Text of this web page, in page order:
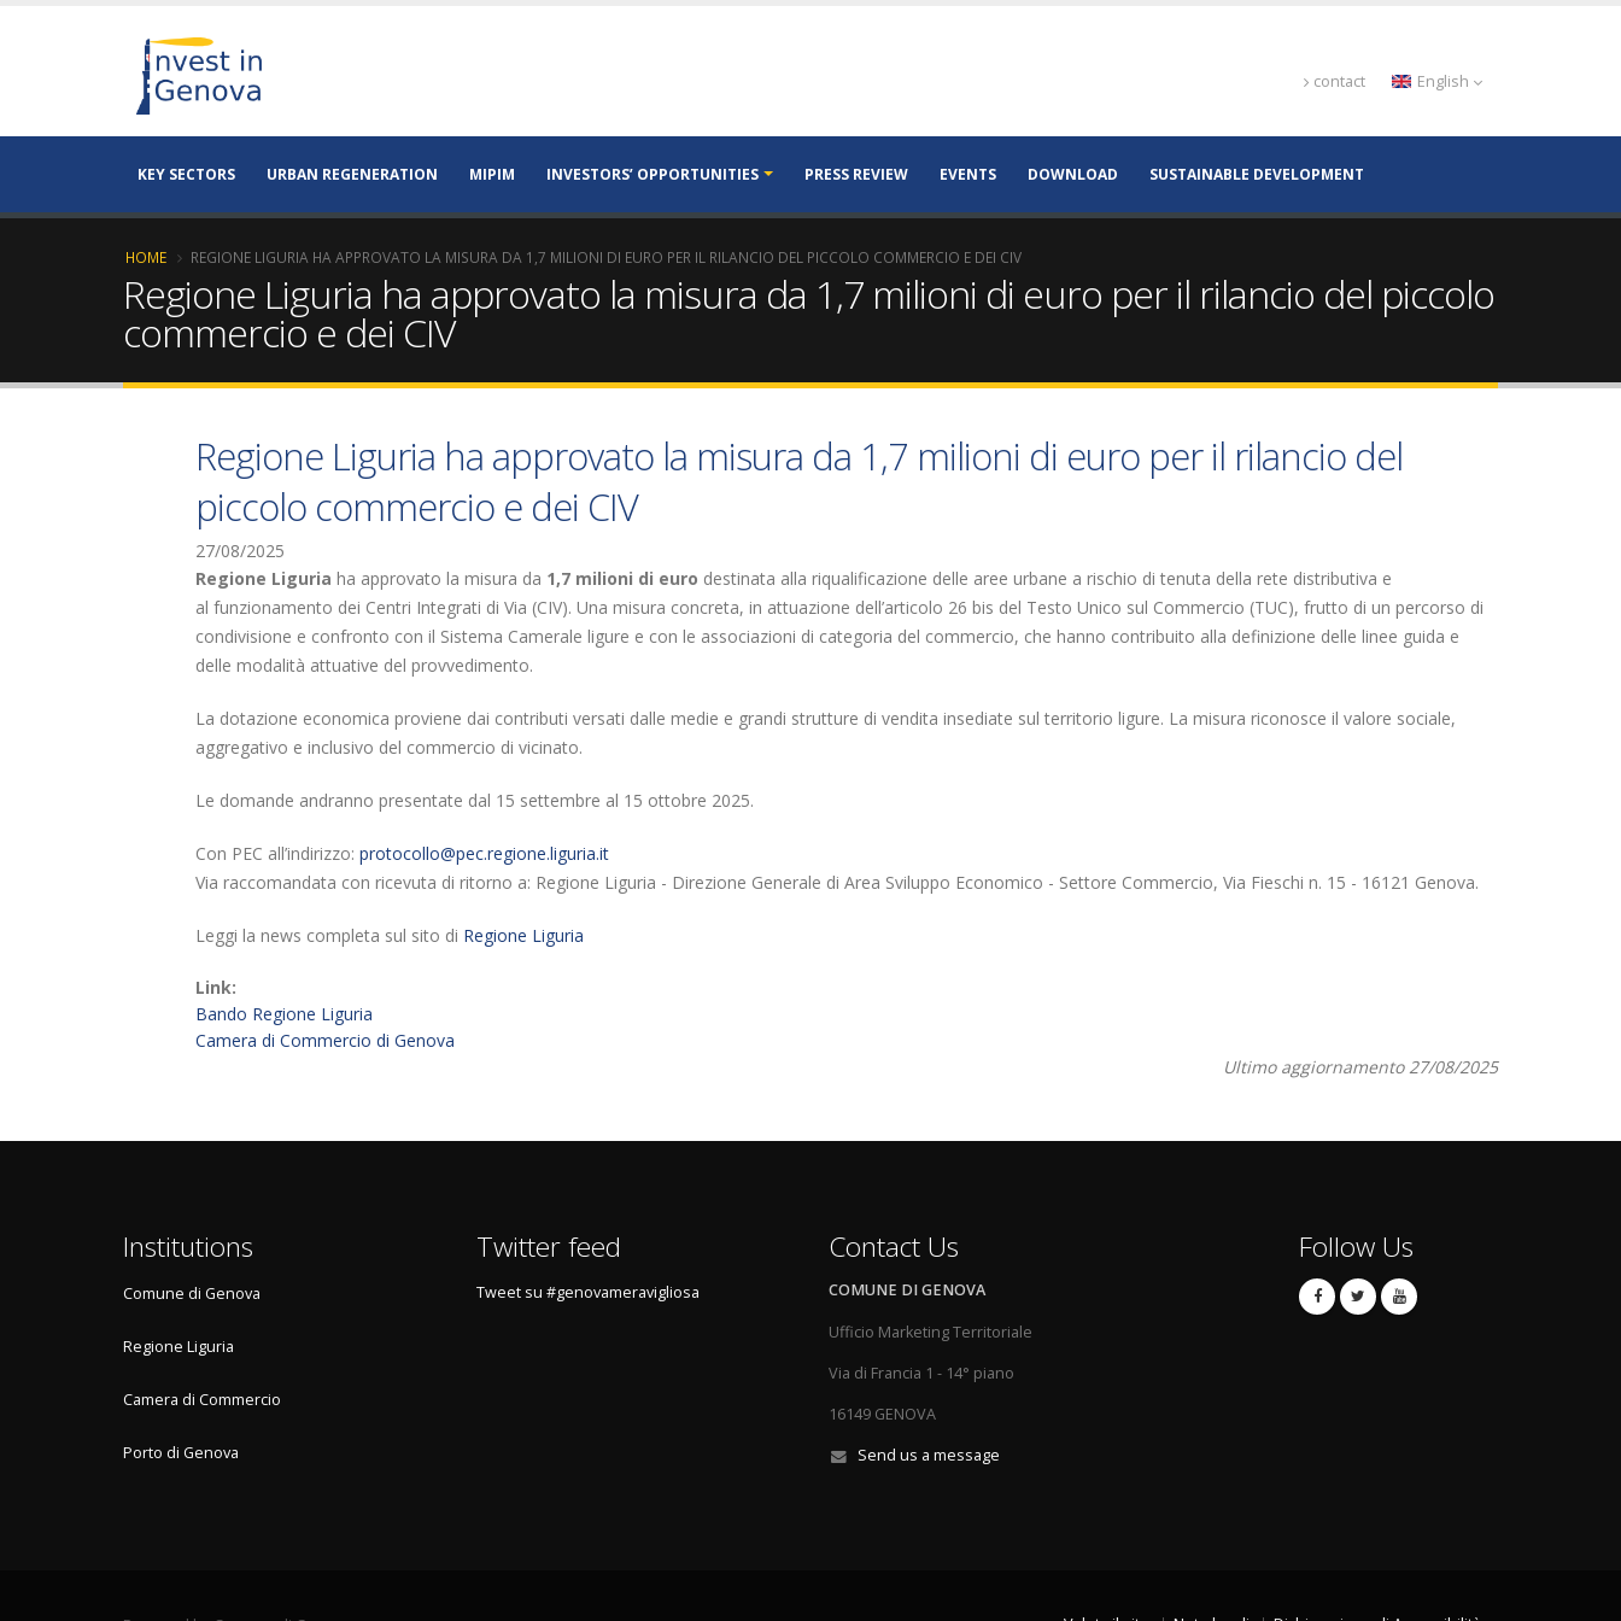
contact English
KEY SECTORS URBAN REGENERATION MIPIM INVESTORS’ OPPORTUNITIES PRESS REVIEW EVENTS DOWNLOAD SUSTAINABLE DEVELOPMENT
HOME REGIONE LIGURIA HA APPROVATO LA MISURA DA 1,7 MILIONI DI EURO PER IL RILANCIO DEL PICCOLO COMMERCIO E DEI CIV
Regione Liguria ha approvato la misura da 1,7 milioni di euro per il rilancio del piccolo
commercio e dei CIV
Regione Liguria ha approvato la misura da 1,7 milioni di euro per il rilancio del
piccolo commercio e dei CIV
27/08/2025
Regione Liguria ha approvato la misura da 1,7 milioni di euro destinata alla riqualificazione delle aree urbane a rischio di tenuta della rete distributiva e
al funzionamento dei Centri Integrati di Via (CIV). Una misura concreta, in attuazione dell’articolo 26 bis del Testo Unico sul Commercio (TUC), frutto di un percorso di
condivisione e confronto con il Sistema Camerale ligure e con le associazioni di categoria del commercio, che hanno contribuito alla definizione delle linee guida e
delle modalità attuative del provvedimento.
La dotazione economica proviene dai contributi versati dalle medie e grandi strutture di vendita insediate sul territorio ligure. La misura riconosce il valore sociale,
aggregativo e inclusivo del commercio di vicinato.
Le domande andranno presentate dal 15 settembre al 15 ottobre 2025.
Con PEC all’indirizzo: protocollo@pec.regione.liguria.it
Via raccomandata con ricevuta di ritorno a: Regione Liguria - Direzione Generale di Area Sviluppo Economico - Settore Commercio, Via Fieschi n. 15 - 16121 Genova.
Leggi la news completa sul sito di Regione Liguria
Link:
Bando Regione Liguria
Camera di Commercio di Genova
Ultimo aggiornamento 27/08/2025
Institutions
Comune di Genova
Regione Liguria
Camera di Commercio
Porto di Genova
Twitter feed
Tweet su #genovameravigliosa
Contact Us
COMUNE DI GENOVA
Ufficio Marketing Territoriale
Via di Francia 1 - 14° piano
16149 GENOVA
Send us a message
Follow Us